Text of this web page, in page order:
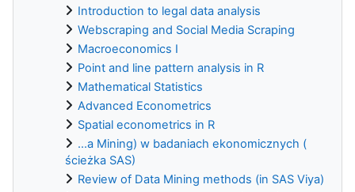
Introduction to legal data analysis
Webscraping and Social Media Scraping
Macroeconomics I
Point and line pattern analysis in R
Mathematical Statistics
Advanced Econometrics
Spatial econometrics in R
...a Mining) w badaniach ekonomicznych (
ścieżka SAS)
Review of Data Mining methods (in SAS Viya)